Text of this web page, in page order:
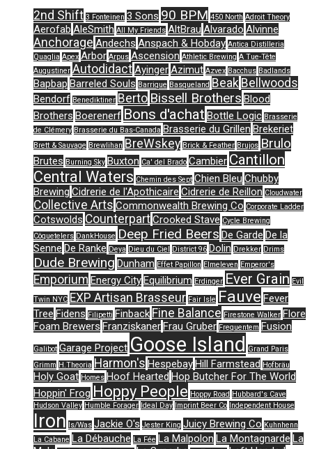
2nd Shift 3 Fonteinen 3 Sons 90 BPM 450 North Adroit Theory
Aerofab AleSmith All My Friends AltBrau Alvarado Alvinne
Anchorage Andechs Anspach & Hobday Antica Distilleria
Quaglia Apex Arbor Arpus Ascension Athletic Brewing A Tue-Tête
Augustiner AutodidactAyingerAzimut Azvex Bacchus Badlands
Bapbap Barreled Souls Barrique Basqueland Beak Bellwoods
Bendorf Benediktiner Berto Bissell Brothers Blood
Brothers Boerenerf Bons d'achat Bottle Logic Brasserie
de Clémery Brasserie du Bas-Canada Brasserie du Grillen Brekeriet
Brett & Sauvage Brewlihan BreWskey Brick & Feather Brujos Brulo
Brutes Burning Sky Buxton Ca' del Brado Cambier Cantillon
Central Waters Chemin des Sept Chien Bleu Chubby
Brewing Cidrerie de l'Apothicaire Cidrerie de Reillon Cloudwater
Collective Arts Commonwealth Brewing Co Corporate Ladder
Cotswolds CounterpartCrooked Stave Cycle Brewing
Côquetelers DankHouse Deep Fried Beers De Garde De la
Senne De Ranke Deya Dieu du Ciel District 96 Dolin Drekker Drims
Dude Brewing Dunham Effet Papillon Elmeleven Emperor's
Emporium Energy CityEquilibrium Erdinger Ever Grain Evil
Twin NYC EXP Artisan Brasseur Fair Isle Fauve Fever
Tree Fidens Filipetti Finback Fine Balance Firestone Walker Flore
Foam Brewers FranziskanerFrau Gruber Frequentem Fusion
Galibot Garage Project Goose Island
Grand Paris
Grimm H.Theoria Harmon's HespebayHill Farmstead Hofbräu
Holy Goat Homes Hoof Hearted Hop Butcher For The World
Hoppin' Frog Hoppy People Hoppy Road Hubbard's Cave
Hudson Valley Humble Forager Ideal Day Imprint Beer Co Independent House
Iron Is/Was Jackie O's Jester King Juicy Brewing Co Kuhnhenn
La Cabane La Débauche La Fée La Malpolon La Montagnarde La